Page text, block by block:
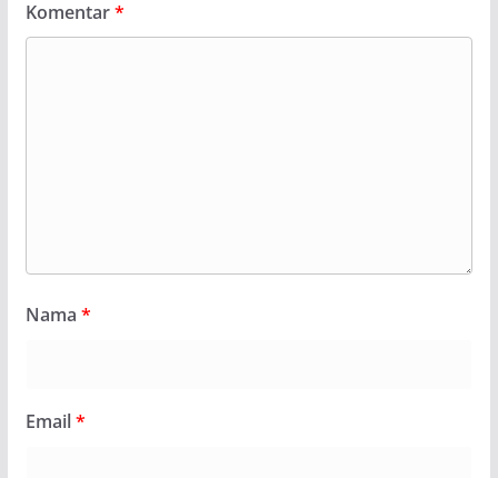
Komentar*
Nama *
Email*